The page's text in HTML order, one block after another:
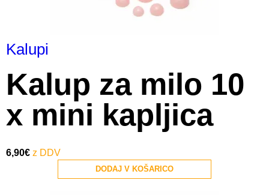
Kalupi
Kalup za milo 10
x mini kapljica
6,90€
DODAJ V KOŠARICO